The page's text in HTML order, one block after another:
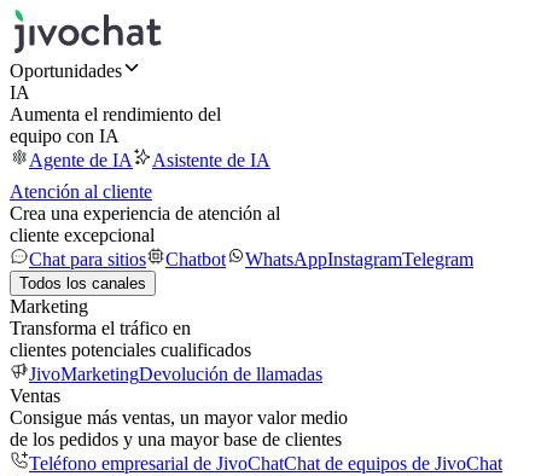
Oportunidades
IA
Aumenta el rendimiento del
equipo con IA
Agente de IA
Asistente de IA
Atención al cliente
Crea una experiencia de atención al
cliente excepcional
Chat para sitios
Chatbot WhatsAppInstagramTelegram
Todos los canales
Marketing
Transforma el tráfico en
clientes potenciales cualificados
JivoMarketingDevolución de llamadas
Ventas
Consigue más ventas, un mayor valor medio
de los pedidos y una mayor base de clientes
Teléfono empresarial de JivoChatChat de equipos de JivoChat